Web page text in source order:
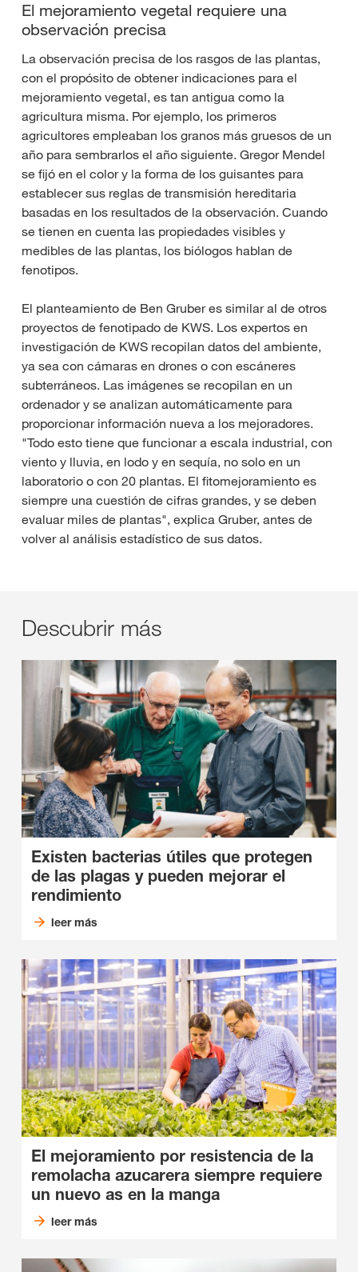
El mejoramiento vegetal requiere una
observación precisa
La observación precisa de los rasgos de las plantas,
con el propósito de obtener indicaciones para el
mejoramiento vegetal, es tan antigua como la
agricultura misma. Por ejemplo, los primeros
agricultores empleaban los granos más gruesos de un
año para sembrarlos el año siguiente. Gregor Mendel
se fijó en el color y la forma de los guisantes para
establecer sus reglas de transmisión hereditaria
basadas en los resultados de la observación. Cuando
se tienen en cuenta las propiedades visibles y
medibles de las plantas, los biólogos hablan de
fenotipos.
El planteamiento de Ben Gruber es similar al de otros
proyectos de fenotipado de KWS. Los expertos en
investigación de KWS recopilan datos del ambiente,
ya sea con cámaras en drones o con escáneres
subterráneos. Las imágenes se recopilan en un
ordenador y se analizan automáticamente para
proporcionar información nueva a los mejoradores.
"Todo esto tiene que funcionar a escala industrial, con
viento y lluvia, en lodo y en sequía, no solo en un
laboratorio o con 20 plantas. El fitomejoramiento es
siempre una cuestión de cifras grandes, y se deben
evaluar miles de plantas", explica Gruber, antes de
volver al análisis estadístico de sus datos.
Descubrir más
Existen bacterias útiles que protegen
de las plagas y pueden mejorar el
rendimiento
leer más
El mejoramiento por resistencia de la
remolacha azucarera siempre requiere
un nuevo as en la manga
leer más